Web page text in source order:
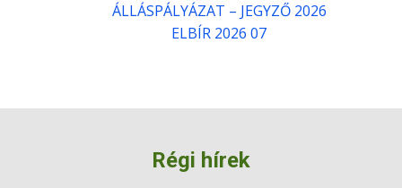
ÁLLÁSPÁLYÁZAT – JEGYZŐ 2026
ELBÍR 2026 07
Régi hírek